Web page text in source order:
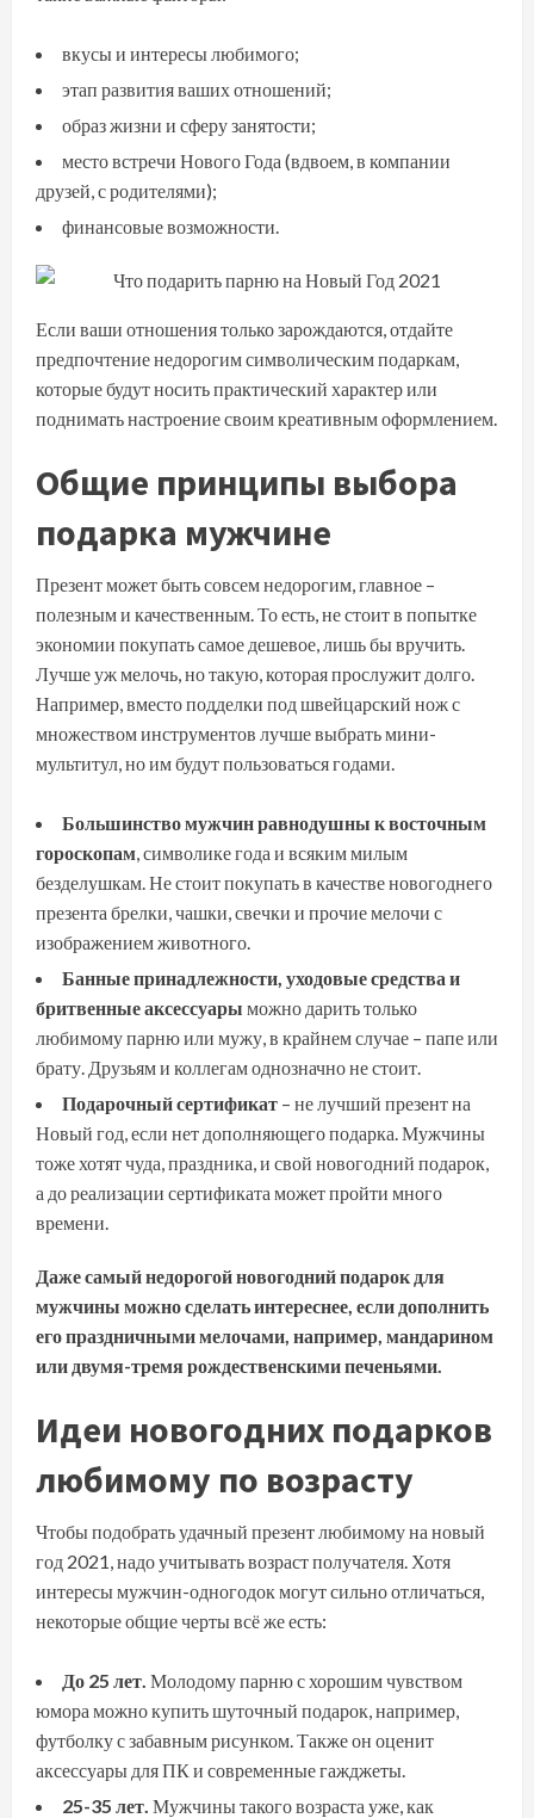
вкусы и интересы любимого;
этап развития ваших отношений;
образ жизни и сферу занятости;
место встречи Нового Года (вдвоем, в компании
друзей, с родителями);
финансовые возможности.
Если ваши отношения только зарождаются, отдайте
предпочтение недорогим символическим подаркам,
которые будут носить практический характер или
поднимать настроение своим креативным оформлением.
Общие принципы выбора
подарка мужчине
Презент может быть совсем недорогим, главное –
полезным и качественным. То есть, не стоит в попытке
экономии покупать самое дешевое, лишь бы вручить.
Лучше уж мелочь, но такую, которая прослужит долго.
Например, вместо подделки под швейцарский нож с
множеством инструментов лучше выбрать мини-
мультитул, но им будут пользоваться годами.
Большинство мужчин равнодушны к восточным
гороскопам, символике года и всяким милым
безделушкам. Не стоит покупать в качестве новогоднего
презента брелки, чашки, свечки и прочие мелочи с
изображением животного.
Банные принадлежности, уходовые средства и
бритвенные аксессуары можно дарить только
любимому парню или мужу, в крайнем случае – папе или
брату. Друзьям и коллегам однозначно не стоит.
Подарочный сертификат – не лучший презент на
Новый год, если нет дополняющего подарка. Мужчины
тоже хотят чуда, праздника, и свой новогодний подарок,
а до реализации сертификата может пройти много
времени.
Даже самый недорогой новогодний подарок для
мужчины можно сделать интереснее, если дополнить
его праздничными мелочами, например, мандарином
или двумя-тремя рождественскими печеньями.
Идеи новогодних подарков
любимому по возрасту
Чтобы подобрать удачный презент любимому на новый
год 2021, надо учитывать возраст получателя. Хотя
интересы мужчин-одногодок могут сильно отличаться,
некоторые общие черты всё же есть:
До 25 лет. Молодому парню с хорошим чувством
юмора можно купить шуточный подарок, например,
футболку с забавным рисунком. Также он оценит
аксессуары для ПК и современные гажджеты.
25-35 лет. Мужчины такого возраста уже, как